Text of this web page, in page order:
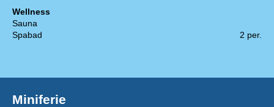
Wellness
Sauna
Spabad
2 per.
Miniferie